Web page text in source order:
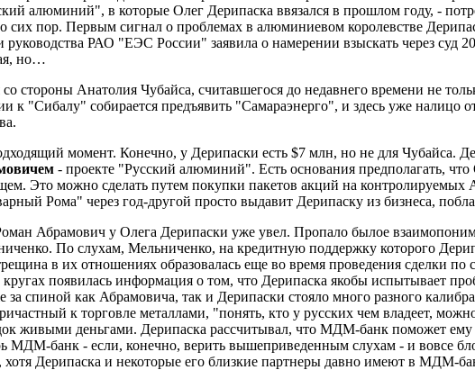
алюминий", в которые Олег Дерипаска ввязался в прошлом году, -
сих пор. Первым сигнал о проблемах в алюминиевом королевстве
РАО "ЕЭС России" заявила о намерении взыскать через суд
но…
стороны Анатолия Чубайса, считавшегося до недавнего времени не
к "Сибалу" собирается предъявить "Самараэнерго", и здесь уже налицо
момент. Конечно, у Дерипаски есть $7 млн, но не для Чубайса.
- проекте "Русский алюминий". Есть основания предполагать, что
Это можно сделать путем покупки пакетов акций на контролируемых
Рома" через год-другой просто выдавит Дерипаску из бизнеса,
Абрамович у Олега Дерипаски уже увел. Пропало былое
По слухам, Мельниченко, на кредитную поддержку которого
в их отношениях образовалась еще во время проведения сделки
появилась информация о том, что Дерипаска якобы испытывает
спиной как Абрамовича, так и Дерипаски стояло много разного
к торговле металлами, "понять, кто у русских чем владеет,
живыми деньгами. Дерипаска рассчитывал, что МДМ-банк поможет
банк - если, конечно, верить вышеприведенным слухам - и вовсе
Дерипаска и некоторые его близкие партнеры давно имеют в МДМ-